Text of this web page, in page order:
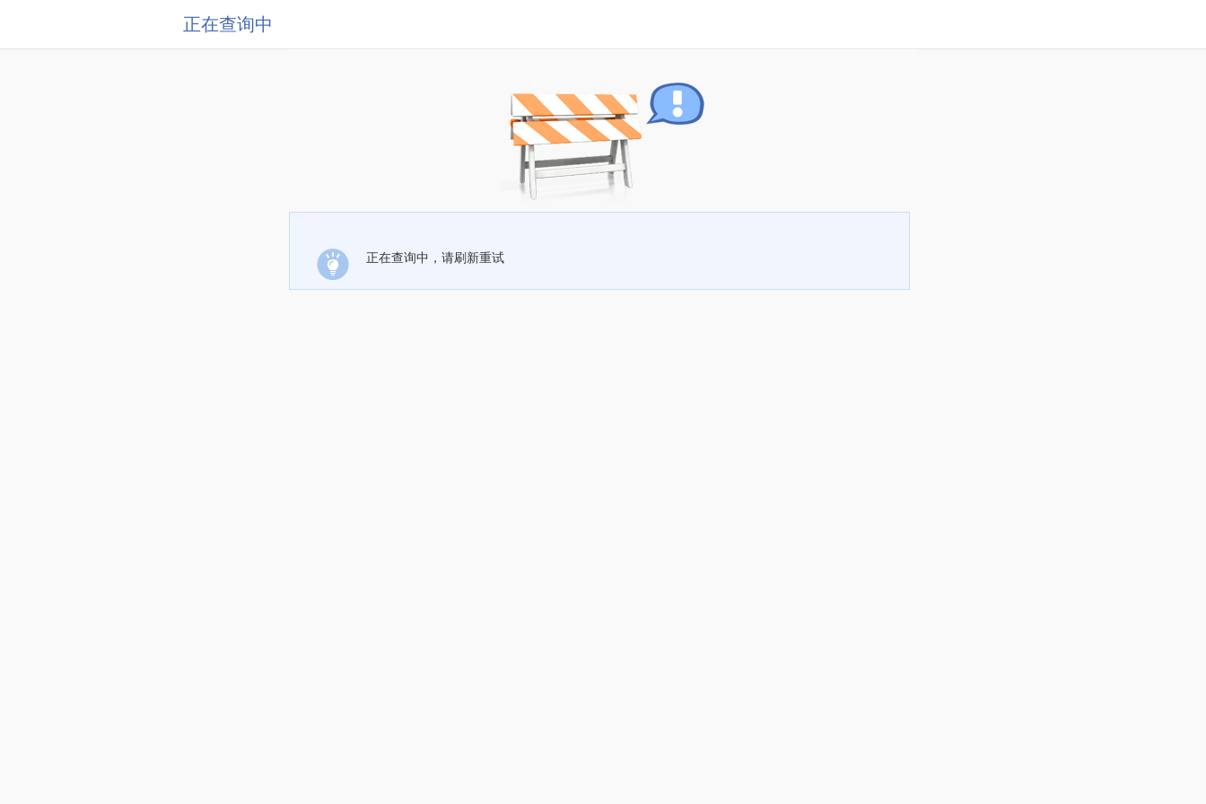
正在查询中
正在查询中，请刷新重试